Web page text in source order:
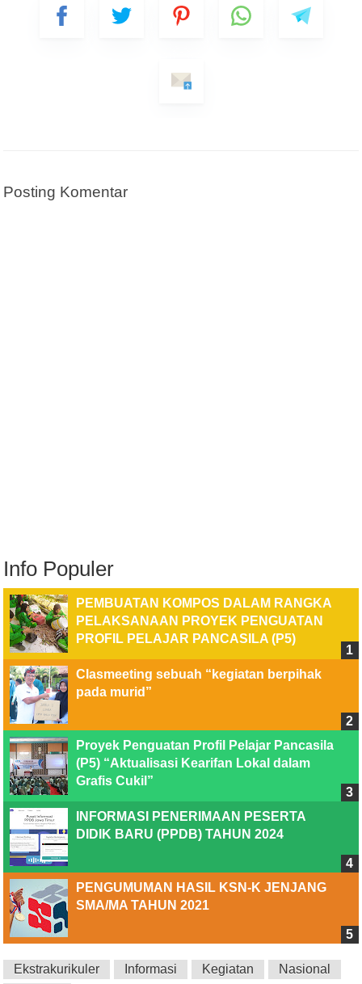
Posting Komentar
Info Populer
PEMBUATAN KOMPOS DALAM RANGKA
PELAKSANAAN PROYEK PENGUATAN
PROFIL PELAJAR PANCASILA (P5)
Clasmeeting sebuah “kegiatan berpihak
pada murid”
Proyek Penguatan Profil Pelajar Pancasila
(P5) “Aktualisasi Kearifan Lokal dalam
Grafis Cukil”
INFORMASI PENERIMAAN PESERTA
DIDIK BARU (PPDB) TAHUN 2024
PENGUMUMAN HASIL KSN-K JENJANG
SMA/MA TAHUN 2021
Ekstrakurikuler Informasi Kegiatan
Nasional
Pesan/Pertanyaan